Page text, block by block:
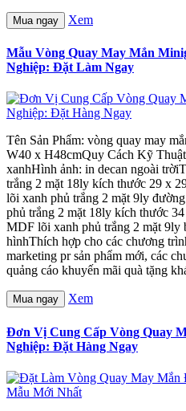
Mua ngay Xem
Mẫu Vòng Quay May Mắn
Nghiệp: Đặt Làm Ngay
Tên Sản Phẩm: vòng quay may
W40 x H48cmQuy Cách Kỹ
xanhHình ảnh: in decan ngoài
trắng 2 mặt 18ly kích thước 29 x
lõi xanh phủ trắng 2 mặt 9ly
phủ trắng 2 mặt 18ly kích thước
MDF lõi xanh phủ trắng 2 mặt 9ly
hìnhThích hợp cho các chương
marketing pr sản phẩm mới, các
quảng cáo khuyến mãi quà tặng
Mua ngay Xem
Đơn Vị Cung Cấp Vòng Quay
Nghiệp: Đặt Hàng Ngay